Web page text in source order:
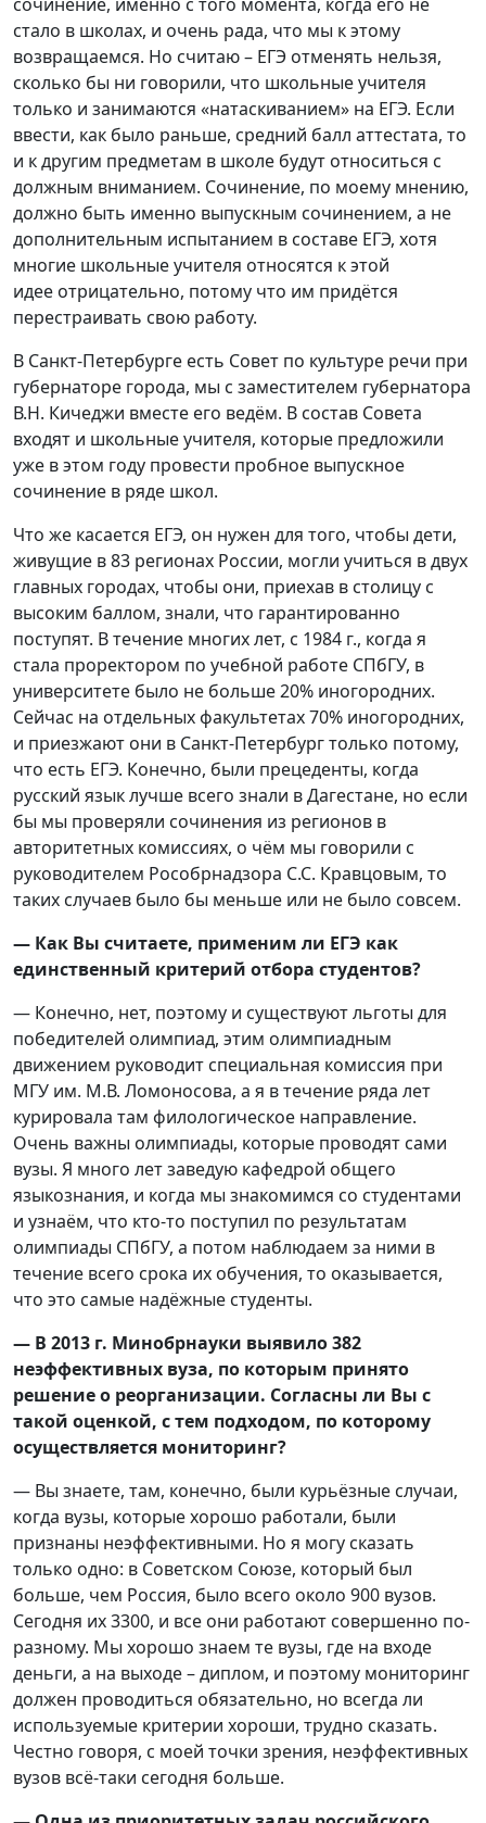
стало в школах, и очень рада, что мы к этому
возвращаемся. Но считаю – ЕГЭ отменять нельзя,
сколько бы ни говорили, что школьные учителя
только и занимаются «натаскиванием» на ЕГЭ. Если
ввести, как было раньше, средний балл аттестата, то
и к другим предметам в школе будут относиться с
должным вниманием. Сочинение, по моему мнению,
должно быть именно выпускным сочинением, а не
дополнительным испытанием в составе ЕГЭ, хотя
многие школьные учителя относятся к этой
идее отрицательно, потому что им придётся
перестраивать свою работу.
В Санкт-Петербурге есть Совет по культуре речи при
губернаторе города, мы с заместителем губернатора
В.Н. Кичеджи вместе его ведём. В состав Совета
входят и школьные учителя, которые предложили
уже в этом году провести пробное выпускное
сочинение в ряде школ.
Что же касается ЕГЭ, он нужен для того, чтобы дети,
живущие в 83 регионах России, могли учиться в двух
главных городах, чтобы они, приехав в столицу с
высоким баллом, знали, что гарантированно
поступят. В течение многих лет, с 1984 г., когда я
стала проректором по учебной работе СПбГУ, в
университете было не больше 20% иногородних.
Сейчас на отдельных факультетах 70% иногородних,
и приезжают они в Санкт-Петербург только потому,
что есть ЕГЭ. Конечно, были прецеденты, когда
русский язык лучше всего знали в Дагестане, но если
бы мы проверяли сочинения из регионов в
авторитетных комиссиях, о чём мы говорили с
руководителем Рособрнадзора С.С. Кравцовым, то
таких случаев было бы меньше или не было совсем.
— Как Вы считаете, применим ли ЕГЭ как
единственный критерий отбора студентов?
— Конечно, нет, поэтому и существуют льготы для
победителей олимпиад, этим олимпиадным
движением руководит специальная комиссия при
МГУ им. М.В. Ломоносова, а я в течение ряда лет
курировала там филологическое направление.
Очень важны олимпиады, которые проводят сами
вузы. Я много лет заведую кафедрой общего
языкознания, и когда мы знакомимся со студентами
и узнаём, что кто-то поступил по результатам
олимпиады СПбГУ, а потом наблюдаем за ними в
течение всего срока их обучения, то оказывается,
что это самые надёжные студенты.
— В 2013 г. Минобрнауки выявило 382
неэффективных вуза, по которым принято
решение о реорганизации. Согласны ли Вы с
такой оценкой, с тем подходом, по которому
осуществляется мониторинг?
— Вы знаете, там, конечно, были курьёзные случаи,
когда вузы, которые хорошо работали, были
признаны неэффективными. Но я могу сказать
только одно: в Советском Союзе, который был
больше, чем Россия, было всего около 900 вузов.
Сегодня их 3300, и все они работают совершенно по-
разному. Мы хорошо знаем те вузы, где на входе
деньги, а на выходе – диплом, и поэтому мониторинг
должен проводиться обязательно, но всегда ли
используемые критерии хороши, трудно сказать.
Честно говоря, с моей точки зрения, неэффективных
вузов всё-таки сегодня больше.